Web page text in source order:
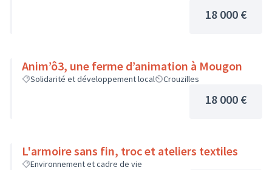
18 000 €
Anim’ô3, une ferme d’animation à Mougon
Solidarité et développement local Crouzilles
18 000 €
L'armoire sans fin, troc et ateliers textiles
Environnement et cadre de vie